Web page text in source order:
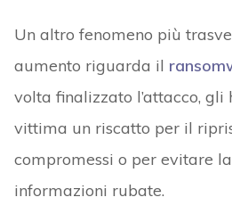
Un altro fenomeno più
aumento riguarda il
volta finalizzato l’attacco, gli
vittima un riscatto per il
compromessi o per evitare
informazioni rubate.